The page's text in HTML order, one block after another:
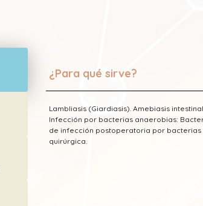
¿Para qué sirve?
Lambliasis (Giardiasis). Amebiasis
Infección por bacterias anaerobias:
de infección postoperatoria por
quirúrgica.